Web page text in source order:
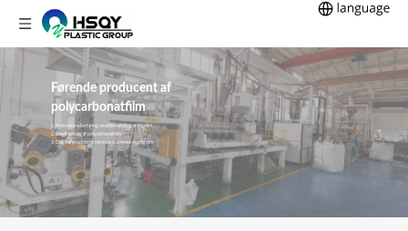
Førende producent af
polycarbonatfilm
1. Professionel erfaring med fremstilling af PC-film
2. Bredt udvalg af polycarbonatfilm
3. Original producent med konkurrencedygtig pris